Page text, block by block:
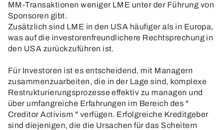
MM-Transaktionen weniger LME unter der Führung von
Sponsoren gibt.
Zusätzlich sind LME in den USA häufiger als in Europa,
was auf die investorenfreundlichere Rechtsprechung in
den USA zurückzuführen ist.
Für Investoren ist es entscheidend, mit Managern
zusammenzuarbeiten, die in der Lage sind, komplexe
Restrukturierungsprozesse effektiv zu managen und
über umfangreiche Erfahrungen im Bereich des "
Creditor Activism " verfügen. Erfolgreiche Kreditgeber
sind diejenigen, die die Ursachen für das Scheitern